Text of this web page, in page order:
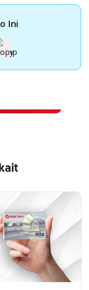
Ini
NISP